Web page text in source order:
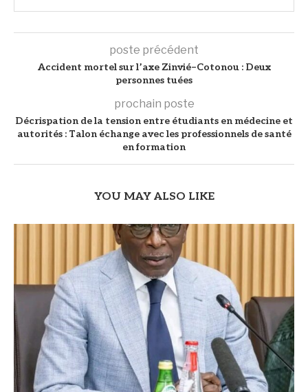
poste précédent
Accident mortel sur l’axe Zinvié–Cotonou : Deux
personnes tuées
prochain poste
Décrispation de la tension entre étudiants en médecine et
autorités : Talon échange avec les professionnels de santé
en formation
YOU MAY ALSO LIKE